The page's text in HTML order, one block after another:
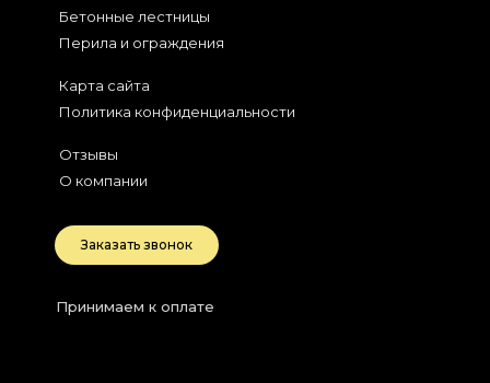
Бетонные лестницы
Перила и ограждения
Карта сайта
Политика конфиденциальности
Отзывы
О компании
Заказать звонок
Принимаем к оплате